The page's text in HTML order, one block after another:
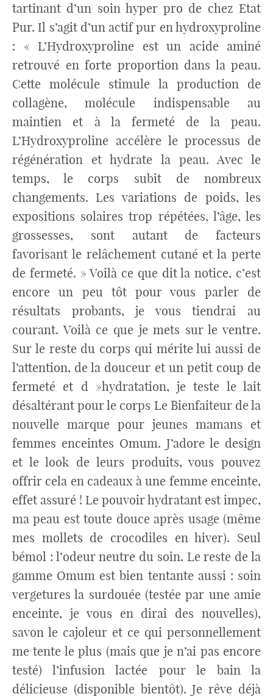
tartinant d’un soin hyper pro de chez Etat
Pur. Il s’agit d’un actif pur en hydroxyproline
: « L’Hydroxyproline est un acide aminé
retrouvé en forte proportion dans la peau.
Cette molécule stimule la production de
collagène, molécule indispensable au
maintien et à la fermeté de la peau.
L’Hydroxyproline accélère le processus de
régénération et hydrate la peau. Avec le
temps, le corps subit de nombreux
changements. Les variations de poids, les
expositions solaires trop répétées, l’âge, les
grossesses, sont autant de facteurs
favorisant le relâchement cutané et la perte
de fermeté. » Voilà ce que dit la notice, c’est
encore un peu tôt pour vous parler de
résultats probants, je vous tiendrai au
courant. Voilà ce que je mets sur le ventre.
Sur le reste du corps qui mérite lui aussi de
l’attention, de la douceur et un petit coup de
fermeté et d »hydratation, je teste le lait
désaltérant pour le corps Le Bienfaiteur de la
nouvelle marque pour jeunes mamans et
femmes enceintes Omum. J’adore le design
et le look de leurs produits, vous pouvez
offrir cela en cadeaux à une femme enceinte,
effet assuré ! Le pouvoir hydratant est impec,
ma peau est toute douce après usage (même
mes mollets de crocodiles en hiver). Seul
bémol : l’odeur neutre du soin. Le reste de la
gamme Omum est bien tentante aussi : soin
vergetures la surdouée (testée par une amie
enceinte, je vous en dirai des nouvelles),
savon le cajoleur et ce qui personnellement
me tente le plus (mais que je n’ai pas encore
testé) l’infusion lactée pour le bain la
délicieuse (disponible bientôt). Je rêve déjà